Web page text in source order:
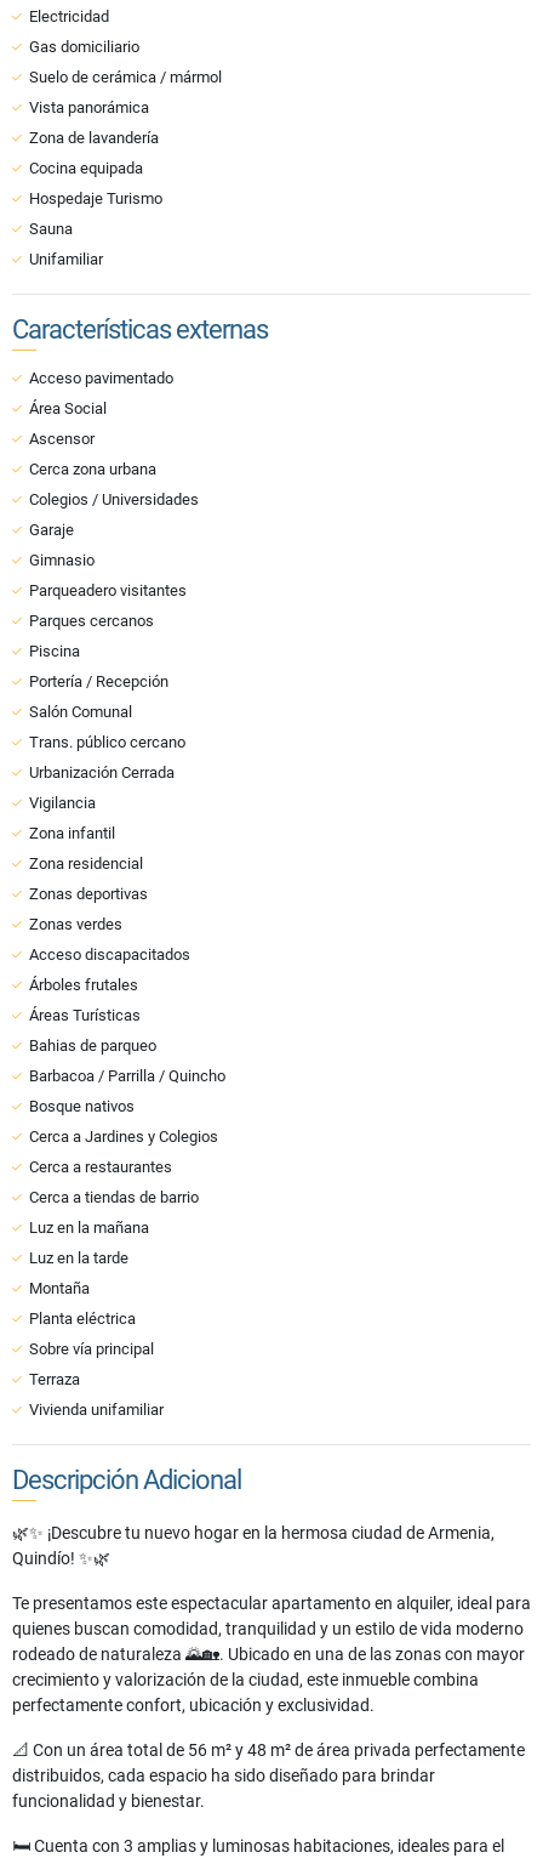
Electricidad
Gas domiciliario
Suelo de cerámica / mármol
Vista panorámica
Zona de lavandería
Cocina equipada
Hospedaje Turismo
Sauna
Unifamiliar
Características externas
Acceso pavimentado
Área Social
Ascensor
Cerca zona urbana
Colegios / Universidades
Garaje
Gimnasio
Parqueadero visitantes
Parques cercanos
Piscina
Portería / Recepción
Salón Comunal
Trans. público cercano
Urbanización Cerrada
Vigilancia
Zona infantil
Zona residencial
Zonas deportivas
Zonas verdes
Acceso discapacitados
Árboles frutales
Áreas Turísticas
Bahias de parqueo
Barbacoa / Parrilla / Quincho
Bosque nativos
Cerca a Jardines y Colegios
Cerca a restaurantes
Cerca a tiendas de barrio
Luz en la mañana
Luz en la tarde
Montaña
Planta eléctrica
Sobre vía principal
Terraza
Vivienda unifamiliar
Descripción Adicional
🌿✨ ¡Descubre tu nuevo hogar en la hermosa ciudad de Armenia,
Quindío! ✨🌿
Te presentamos este espectacular apartamento en alquiler, ideal para
quienes buscan comodidad, tranquilidad y un estilo de vida moderno
rodeado de naturaleza 🌄🏡. Ubicado en una de las zonas con mayor
crecimiento y valorización de la ciudad, este inmueble combina
perfectamente confort, ubicación y exclusividad.
📐 Con un área total de 56 m² y 48 m² de área privada perfectamente
distribuidos, cada espacio ha sido diseñado para brindar
funcionalidad y bienestar.
🛏️ Cuenta con 3 amplias y luminosas habitaciones, ideales para el